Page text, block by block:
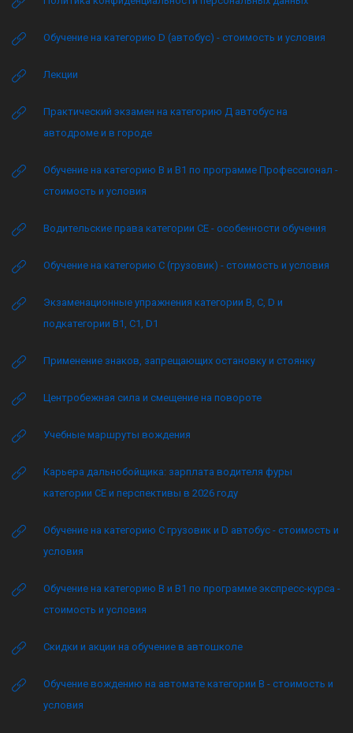
Обучение на категорию D (автобус) - стоимость и условия
Лекции
Практический экзамен на категорию Д автобус на
автодроме и в городе
Обучение на категорию B и B1 по программе Профессионал -
стоимость и условия
Водительские права категории CE - особенности обучения
Обучение на категорию C (грузовик) - стоимость и условия
Экзаменационные упражнения категории B, C, D и
подкатегории B1, C1, D1
Применение знаков, запрещающих остановку и стоянку
Центробежная сила и смещение на повороте
Учебные маршруты вождения
Карьера дальнобойщика: зарплата водителя фуры
категории CE и перспективы в 2026 году
Обучение на категорию C грузовик и D автобус - стоимость и
условия
Обучение на категорию B и B1 по программе экспресс-курса -
стоимость и условия
Скидки и акции на обучение в автошколе
Обучение вождению на автомате категории B - стоимость и
условия